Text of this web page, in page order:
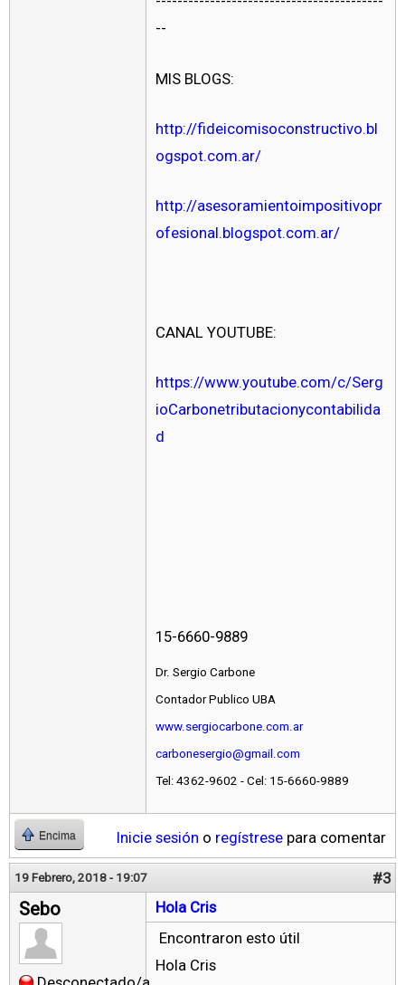
--
MIS BLOGS:
http://fideicomisoconstructivo.bl
ogspot.com.ar/
http://asesoramientoimpositivopr
ofesional.blogspot.com.ar/
CANAL YOUTUBE:
https://www.youtube.com/c/Serg
ioCarbonetributacionycontabilida
d
15-6660-9889
Dr. Sergio Carbone
Contador Publico UBA
www.sergiocarbone.com.ar
carbonesergio@gmail.com
Tel: 4362-9602 - Cel: 15-6660-9889
Encima Inicie sesión o regístrese para comentar
19 Febrero, 2018 - 19:07 #3
Sebo
Hola Cris
Encontraron esto útil
Hola Cris